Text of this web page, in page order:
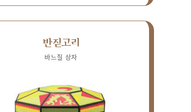
반짇고리
바느질 상자